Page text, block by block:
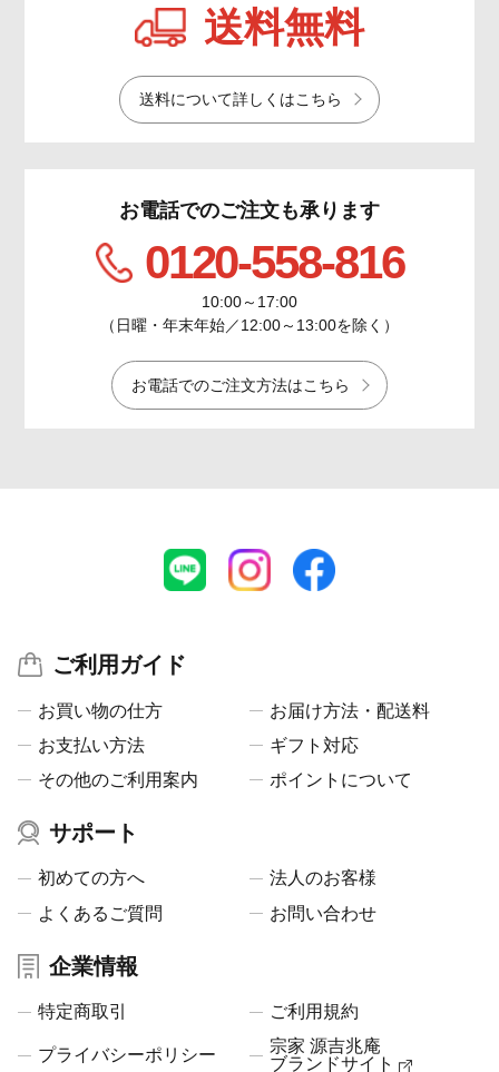
送料無料
送料について詳しくはこちら
お電話でのご注文も承ります
0120-558-816
10:00～17:00
（日曜・年末年始／12:00～13:00を除く）
お電話でのご注文方法はこちら
ご利用ガイド
お買い物の仕方
お届け方法・配送料
お支払い方法
ギフト対応
その他のご利用案内
ポイントについて
サポート
初めての方へ
法人のお客様
よくあるご質問
お問い合わせ
企業情報
特定商取引 ご利用規約
プライバシーポリシー
宗家 源吉兆庵
ブランドサイト